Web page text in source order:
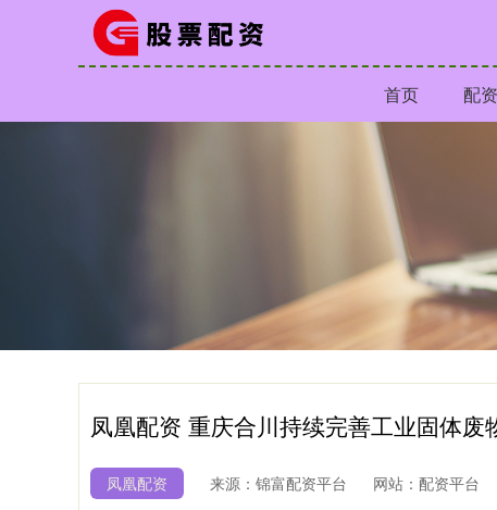
首页 配
凤凰配资 重庆合川持续完善工业固体废
凤凰配资 来源：锦富配资平台 网站：配资平台